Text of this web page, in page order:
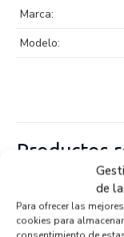
de
Para ofrecer las
cookies para
Marca:
Modelo:
Productos
BOMBA
Recambios IVECO